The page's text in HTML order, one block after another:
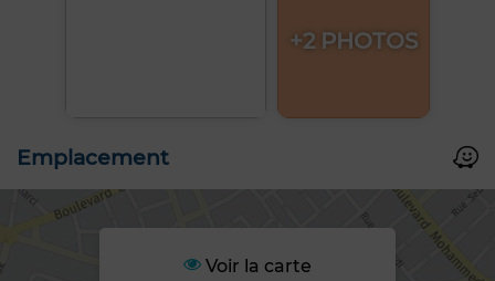
+2 PHOTOS
Emplacement
Voir la carte